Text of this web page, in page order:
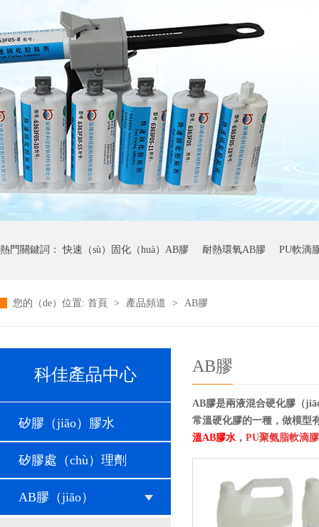
熱門關鍵詞：快速（sù）固化（huà）AB膠 耐熱環氧AB膠 PU軟滴
高性能灌封膠粘劑
您的（de）位置: 首頁 > 產品頻道 > AB膠
科佳產品中心
矽膠（jiāo）膠水
矽膠處（chù）理劑
AB膠（jiāo）
AB膠
AB膠是兩液混合硬化膠（
常溫硬化膠的一種，做模型
溫AB膠水， PU聚氨脂軟滴膠